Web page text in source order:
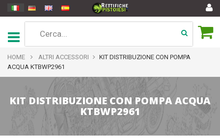
HOME ALTRI ACCESSORI
KIT DISTRIBUZIONE CON POMPA
ACQUA KTBWP2961
KIT DISTRIBUZIONE CON POMPA ACQUA
KTBWP2961